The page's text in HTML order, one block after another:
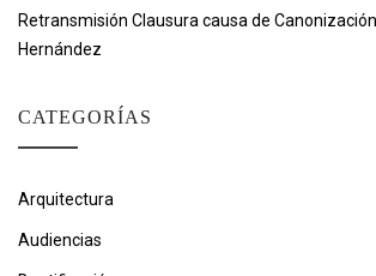
Retransmisión Clausura causa de
Hernández
CATEGORÍAS
Arquitectura
Audiencias